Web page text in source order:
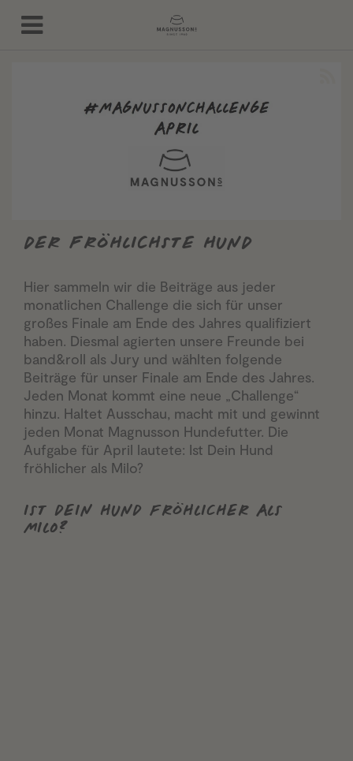
DER FRÖHLICHSTE HUND
Hier sammeln wir die Beiträge aus jeder
monatlichen Challenge die sich für unser
großes Finale am Ende des Jahres qualifiziert
haben. Diesmal agierten unsere Freunde bei
band&roll als Jury und wählten folgende
Beiträge für unser Finale am Ende des Jahres.
Jeden Monat kommt eine neue „Challenge“
hinzu. Haltet Ausschau, macht mit und gewinnt
jeden Monat Magnusson Hundefutter. Die
Aufgabe für April lautete: Ist Dein Hund
fröhlicher als Milo?
IST DEIN HUND FRÖHLICHER ALS
MILO?